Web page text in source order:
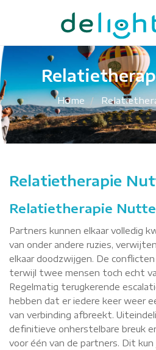
085 130 1482
info@delights.nu
Home
Relatietherapie
Relatietherapie
Partners kunnen elkaar volledig
van onder andere ruzies,
elkaar doodzwijgen. De
terwijl twee mensen toch echt
Regelmatig terugkerende
hebben dat er iedere keer weer
van verbinding afbreekt.
definitieve onherstelbare breuk
voor één van de partners. Dit